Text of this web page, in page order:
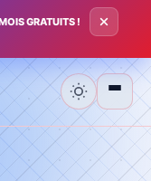
GRATUITS !